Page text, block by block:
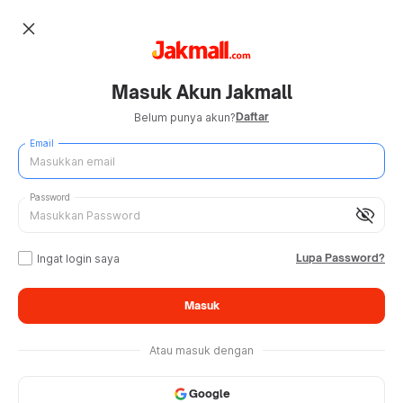
close
Masuk Akun Jakmall
Belum punya akun?Daftar
Email
visibility_off
Password
Ingat login saya Lupa Password?
Masuk
Atau masuk dengan
Google